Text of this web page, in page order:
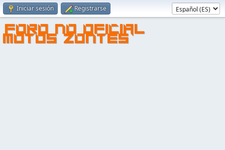
Iniciar sesión Registrarse
FORO NO OFICIAL
MOTOS ZONTES